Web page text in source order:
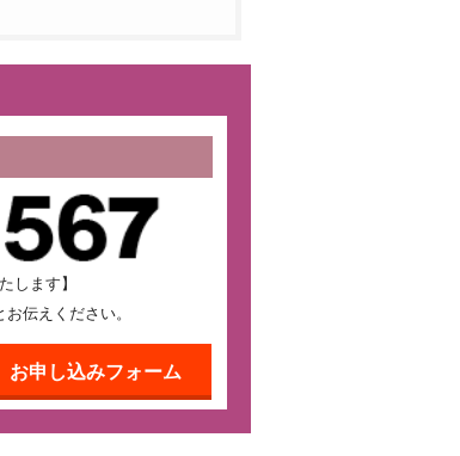
します】
伝えください。
お申し込みフォーム